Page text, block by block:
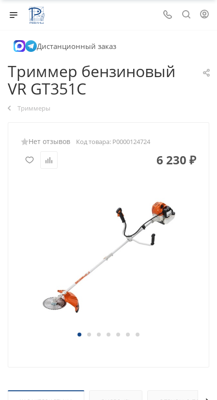
Дистанционный заказ
Триммер бензиновый
VR GT351C
Триммеры
Нет отзывов Код товара: Р0000124724
6 230 ₽